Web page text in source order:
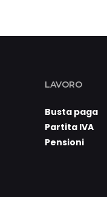
LAVORO
Busta paga
Partita IVA
Pensioni